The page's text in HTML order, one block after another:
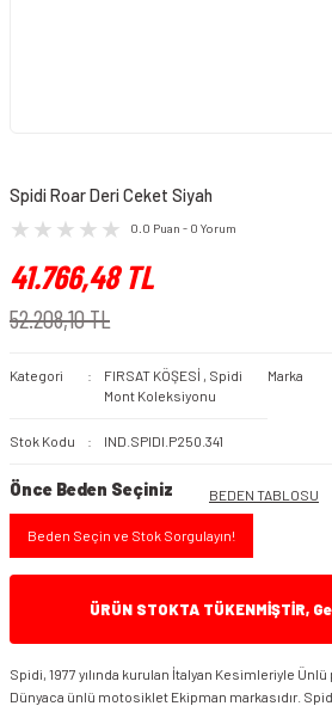
Spidi Roar Deri Ceket Siyah
0.0 Puan - 0 Yorum
41.766,48 TL
52.208,10 TL
Kategori FIRSAT KÖŞESİ , Spidi
Mont Koleksiyonu
Marka
Stok Kodu IND.SPIDI.P250.341
Önce Beden Seçiniz BEDEN TABLOSU
Beden Seçin ve Stok Sorgulayın!
ÜRÜN STOKTA TÜKENMİŞTİR,
Spidi, 1977 yılında kurulan İtalyan Kesimleriyle
Dünyaca ünlü motosiklet Ekipman markasıdır.